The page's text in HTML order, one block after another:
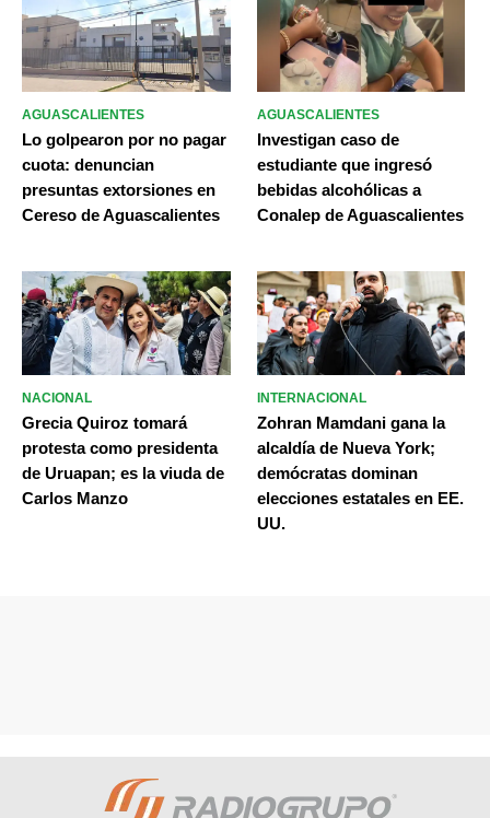
AGUASCALIENTES
Lo golpearon por no pagar
cuota: denuncian
presuntas extorsiones en
Cereso de Aguascalientes
AGUASCALIENTES
Investigan caso de
estudiante que ingresó
bebidas alcohólicas a
Conalep de Aguascalientes
NACIONAL
Grecia Quiroz tomará
protesta como presidenta
de Uruapan; es la viuda de
Carlos Manzo
INTERNACIONAL
Zohran Mamdani gana la
alcaldía de Nueva York;
demócratas dominan
elecciones estatales en EE.
UU.